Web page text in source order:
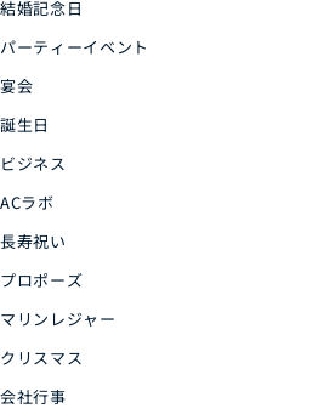
結婚記念日
パーティーイベント
宴会
誕生日
ビジネス
ACラボ
長寿祝い
プロポーズ
マリンレジャー
クリスマス
会社行事